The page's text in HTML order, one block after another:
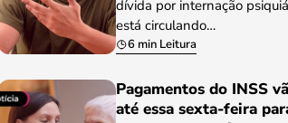
dívida por internação
está circulando…
6 min Leitura
Pagamentos do INSS
até essa sexta-feira